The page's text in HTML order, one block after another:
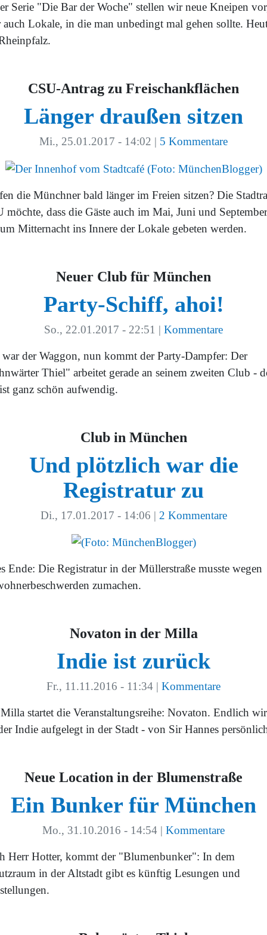
Serie "Die Bar der Woche" stellen wir neue Kneipen
auch Lokale, in die man unbedingt mal gehen sollte.
CSU-Antrag zu Freischankflächen
Länger draußen sitzen
Mi., 25.01.2017 - 14:02 | 5 Kommentare
die Münchner bald länger im Freien sitzen? Die
möchte, dass die Gäste auch im Mai, Juni und September
Mitternacht ins Innere der Lokale gebeten werden.
Neuer Club für München
Party-Schiff, ahoi!
So., 22.01.2017 - 22:51 | Kommentare
war der Waggon, nun kommt der Party-Dampfer: Der
Thiel" arbeitet gerade an seinem zweiten Club -
ganz schön aufwendig.
Club in München
Und plötzlich war die
Registratur zu
Di., 17.01.2017 - 14:06 | 2 Kommentare
Ende: Die Registratur in der Müllerstraße musste wegen
zumachen.
Novaton in der Milla
Indie ist zurück
Fr., 11.11.2016 - 11:34 | Kommentare
startet die Veranstaltungsreihe: Novaton. Endlich
Indie aufgelegt in der Stadt - von Sir Hannes
Neue Location in der Blumenstraße
Ein Bunker für München
Mo., 31.10.2016 - 14:54 | Kommentare
Herr Hotter, kommt der "Blumenbunker": In dem
in der Altstadt gibt es künftig Lesungen und